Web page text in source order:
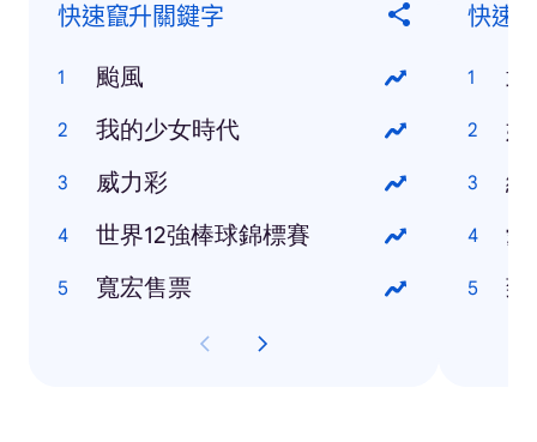
快速竄升關鍵字
颱風
我的少女時代
威力彩
世界12強棒球錦標賽
寬宏售票
快速
武
她
終
愛
致